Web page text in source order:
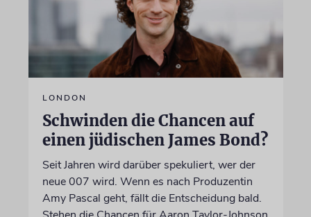
LONDON
Schwinden die Chancen auf
einen jüdischen James Bond?
Seit Jahren wird darüber spekuliert, wer der
neue 007 wird. Wenn es nach Produzentin
Amy Pascal geht, fällt die Entscheidung bald.